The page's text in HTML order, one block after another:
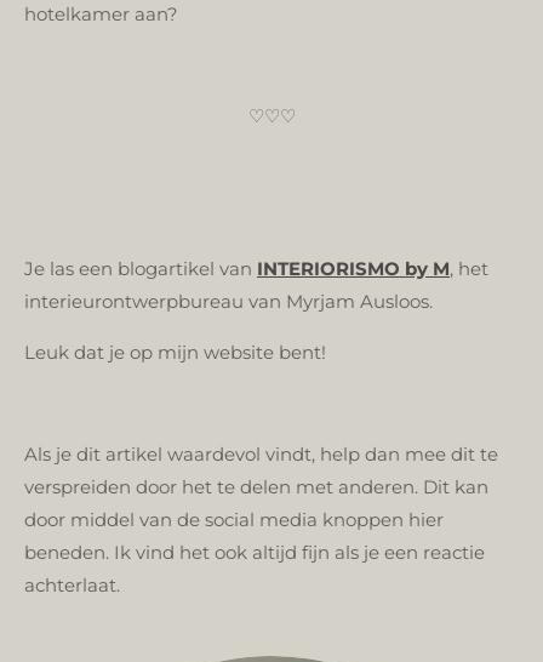
hotelkamer aan?
♡♡♡
Je las een blogartikel van INTERIORISMO by M, het
interieurontwerpbureau van Myrjam Ausloos.
Leuk dat je op mijn website bent!
Als je dit artikel waardevol vindt, help dan mee dit te
verspreiden door het te delen met anderen. Dit kan
door middel van de social media knoppen hier
beneden. Ik vind het ook altijd fijn als je een reactie
achterlaat.